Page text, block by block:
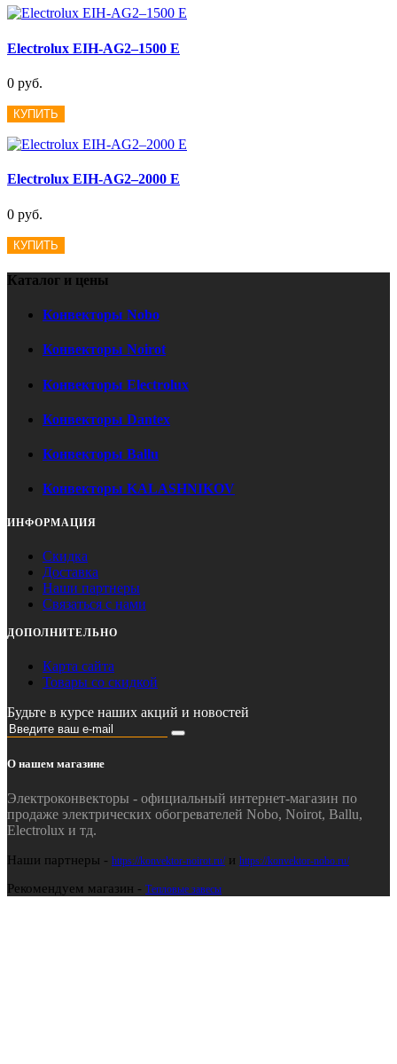
Electrolux EIH-AG2–1500 E
0 руб.
КУПИТЬ
Electrolux EIH-AG2–2000 E
0 руб.
КУПИТЬ
Каталог и цены
Конвекторы Nobo
Конвекторы Noirot
Конвекторы Electrolux
Конвекторы Dantex
Конвекторы Ballu
Конвекторы KALASHNIKOV
ИНФОРМАЦИЯ
Скидка
Доставка
Наши партнеры
Связаться с нами
ДОПОЛНИТЕЛЬНО
Карта сайта
Товары со скидкой
Будьте в курсе наших акций и новостей
О нашем магазине
Электроконвекторы - официальный интернет-магазин по
продаже электрических обогревателей Nobo, Noirot, Ballu,
Electrolux и тд.
Наши партнеры - https://konvektor-noirot.ru/и https://konvektor-nobo.ru/
Рекомендуем магазин - Тепловые завесы